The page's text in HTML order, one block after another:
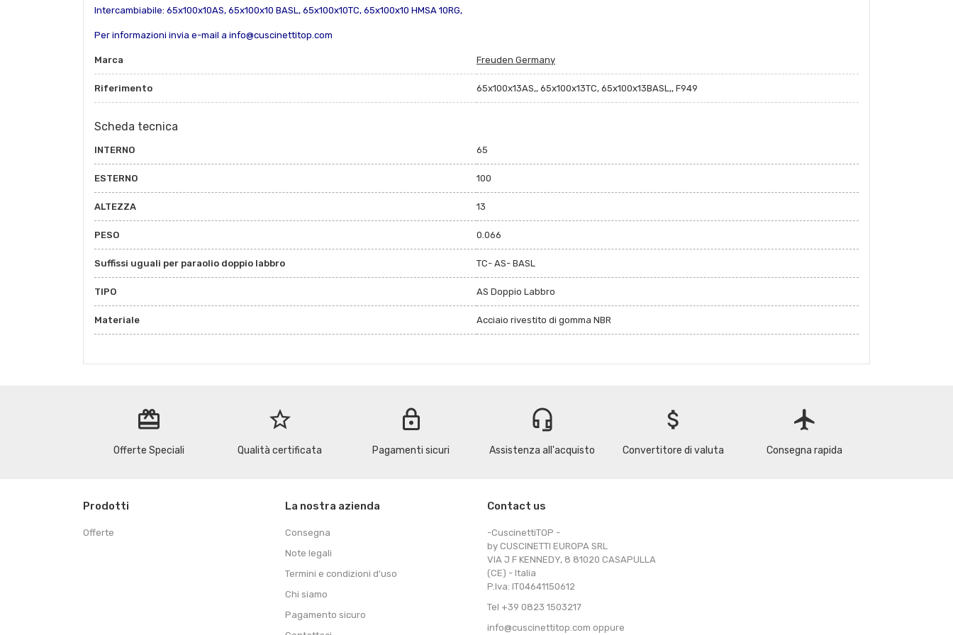
Intercambiabile: 65x100x10AS, 65x100x10 BASL, 65x100x10TC, 65x100x10 HMSA 10RG,
Per informazioni invia e-mail a info@cuscinettitop.com
Marca Freuden Germany
Riferimento 65x100x13AS,, 65x100x13TC, 65x100x13BASL,, F949
Scheda tecnica
INTERNO 65
ESTERNO 100
ALTEZZA 13
PESO 0.066
Suffissi uguali per paraolio doppio labbro TC- AS- BASL
TIPO AS Doppio Labbro
Materiale Acciaio rivestito di gomma NBR
redeem
Offerte Speciali
star_border
Qualità certificata
lock
Pagamenti sicuri
headset_mic
Assistenza all'acquisto
attach_money
Convertitore di valuta
flight
Consegna rapida
Prodotti
Offerte
La nostra azienda
Consegna
Note legali
Termini e condizioni d'uso
Chi siamo
Pagamento sicuro
Contact us
-CuscinettiTOP -
by CUSCINETTI EUROPA SRL
VIA J F KENNEDY, 8 81020 CASAPULLA
(CE) - Italia
P.Iva: IT04641150612
Tel +39 0823 1503217
info@cuscinettitop.com oppure